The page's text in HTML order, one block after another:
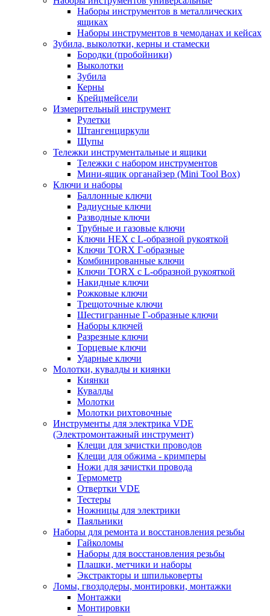
Наборы инструментов в металлических
ящиках
Наборы инструментов в чемоданах и кейсах
Зубила, выколотки, керны и стамески
Бородки (пробойники)
Выколотки
Зубила
Керны
Крейцмейсели
Измерительный инструмент
Рулетки
Штангенциркули
Щупы
Тележки инструментальные и ящики
Тележки с набором инструментов
Мини-ящик органайзер (Mini Tool Box)
Ключи и наборы
Баллонные ключи
Радиусные ключи
Разводные ключи
Трубные и газовые ключи
Ключи HEX с L-образной рукояткой
Ключи TORX Г-образные
Комбинированные ключи
Ключи TORX с L-образной рукояткой
Накидные ключи
Рожковые ключи
Трещоточные ключи
Шестигранные Г-образные ключи
Наборы ключей
Разрезные ключи
Торцевые ключи
Ударные ключи
Молотки, кувалды и киянки
Киянки
Кувалды
Молотки
Молотки рихтовочные
Инструменты для электрика VDE
(Электромонтажный инструмент)
Клещи для зачистки проводов
Клещи для обжима - кримперы
Ножи для зачистки провода
Термометр
Отвертки VDE
Тестеры
Ножницы для электрики
Паяльники
Наборы для ремонта и восстановления резьбы
Гайколомы
Наборы для восстановления резьбы
Плашки, метчики и наборы
Экстракторы и шпильковерты
Ломы, гвоздодеры, монтировки, монтажки
Монтажки
Монтировки